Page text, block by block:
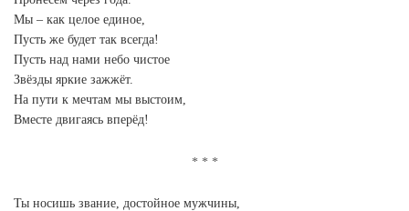
Мы – как целое единое,
Пусть же будет так всегда!
Пусть над нами небо чистое
Звёзды яркие зажжёт.
На пути к мечтам мы выстоим,
Вместе двигаясь вперёд!
Ты носишь звание, достойное мужчины,